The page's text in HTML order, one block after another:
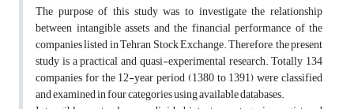
The purpose of this study was to investigate the relationship
between intangible assets and the financial performance of the
companies listed in Tehran Stock Exchange. Therefore, the present
study is a practical and quasi-experimental research. Totally 134
companies for the 12-year period (1380 to 1391) were classified
and examined in four categories using available databases.